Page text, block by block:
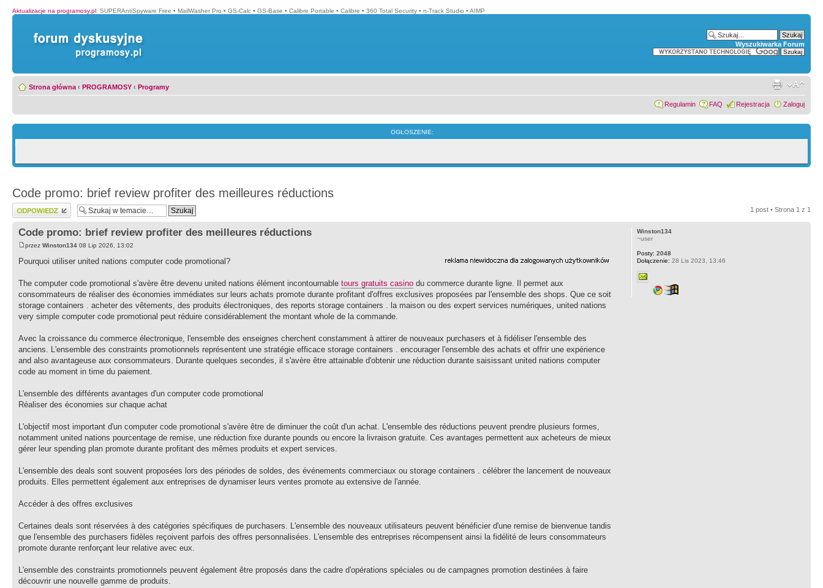
Aktualizacje na programosy.pl: SUPERAntiSpyware Free • MailWasher Pro • GS-Calc • GS-Base • Calibre Portable • Calibre • 360 Total Security • n-Track Studio • AIMP
Wyszukiwarka Forum
Strona główna ‹ PROGRAMOSY ‹ Programy
Regulamin FAQ Rejestracja Zaloguj
OGŁOSZENIE:
Code promo: brief review profiter des meilleures réductions
Wyślij odpowiedź 1 post • Strona 1 z 1
Code promo: brief review profiter des meilleures réductions
przez Winston134 08 Lip 2026, 13:02
Pourquoi utiliser united nations computer code promotional?
The computer code promotional s'avère être devenu united nations élément incontournable tours gratuits casino du commerce durante ligne. Il permet aux
consommateurs de réaliser des économies immédiates sur leurs achats promote durante profitant d'offres exclusives proposées par l'ensemble des shops. Que ce soit
storage containers . acheter des vêtements, des produits électroniques, des reports storage containers . la maison ou des expert services numériques, united nations
very simple computer code promotional peut réduire considérablement the montant whole de la commande.
Avec la croissance du commerce électronique, l'ensemble des enseignes cherchent constamment à attirer de nouveaux purchasers et à fidéliser l'ensemble des
anciens. L'ensemble des constraints promotionnels représentent une stratégie efficace storage containers . encourager l'ensemble des achats et offrir une expérience
and also avantageuse aux consommateurs. Durante quelques secondes, il s'avère être attainable d'obtenir une réduction durante saisissant united nations computer
code au moment in time du paiement.
L'ensemble des différents avantages d'un computer code promotional
Réaliser des économies sur chaque achat
L'objectif most important d'un computer code promotional s'avère être de diminuer the coût d'un achat. L'ensemble des réductions peuvent prendre plusieurs formes,
notamment united nations pourcentage de remise, une réduction fixe durante pounds ou encore la livraison gratuite. Ces avantages permettent aux acheteurs de mieux
gérer leur spending plan promote durante profitant des mêmes produits et expert services.
L'ensemble des deals sont souvent proposées lors des périodes de soldes, des événements commerciaux ou storage containers . célébrer the lancement de nouveaux
produits. Elles permettent également aux entreprises de dynamiser leurs ventes promote au extensive de l'année.
Accéder à des offres exclusives
Certaines deals sont réservées à des catégories spécifiques de purchasers. L'ensemble des nouveaux utilisateurs peuvent bénéficier d'une remise de bienvenue tandis
que l'ensemble des purchasers fidèles reçoivent parfois des offres personnalisées. L'ensemble des entreprises récompensent ainsi la fidélité de leurs consommateurs
promote durante renforçant leur relative avec eux.
L'ensemble des constraints promotionnels peuvent également être proposés dans the cadre d'opérations spéciales ou de campagnes promotion destinées à faire
découvrir une nouvelle gamme de produits.
Winston134
~user
Posty: 2048
Dołączenie: 28 Lis 2023, 13:46